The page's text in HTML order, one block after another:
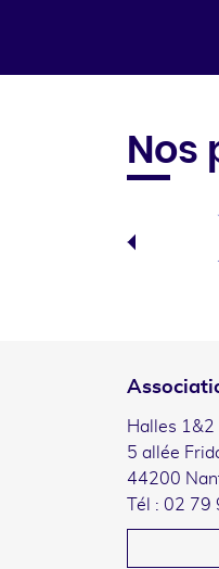
Nos
Halles 1&2
5 allée
44200
Tél : 02